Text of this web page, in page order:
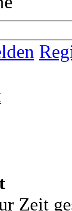
Zeit